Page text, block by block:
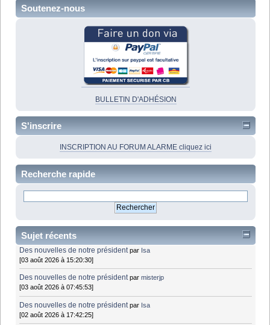
Soutenez-nous
BULLETIN D'ADHÉSION
S'inscrire
INSCRIPTION AU FORUM ALARME cliquez ici
Recherche rapide
Sujet récents
Des nouvelles de notre président par Isa
[03 août 2026 à 15:20:30]
Des nouvelles de notre président parmisterjp
[03 août 2026 à 07:45:53]
Des nouvelles de notre président par Isa
[02 août 2026 à 17:42:25]